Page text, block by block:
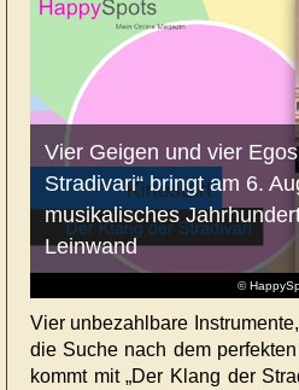
©
Vier Geigen und vier
Stradivari“ bringt am 6.
musikalisches
Leinwand
Vier unbezahlbare
die Suche nach dem
kommt mit „Der Klang der